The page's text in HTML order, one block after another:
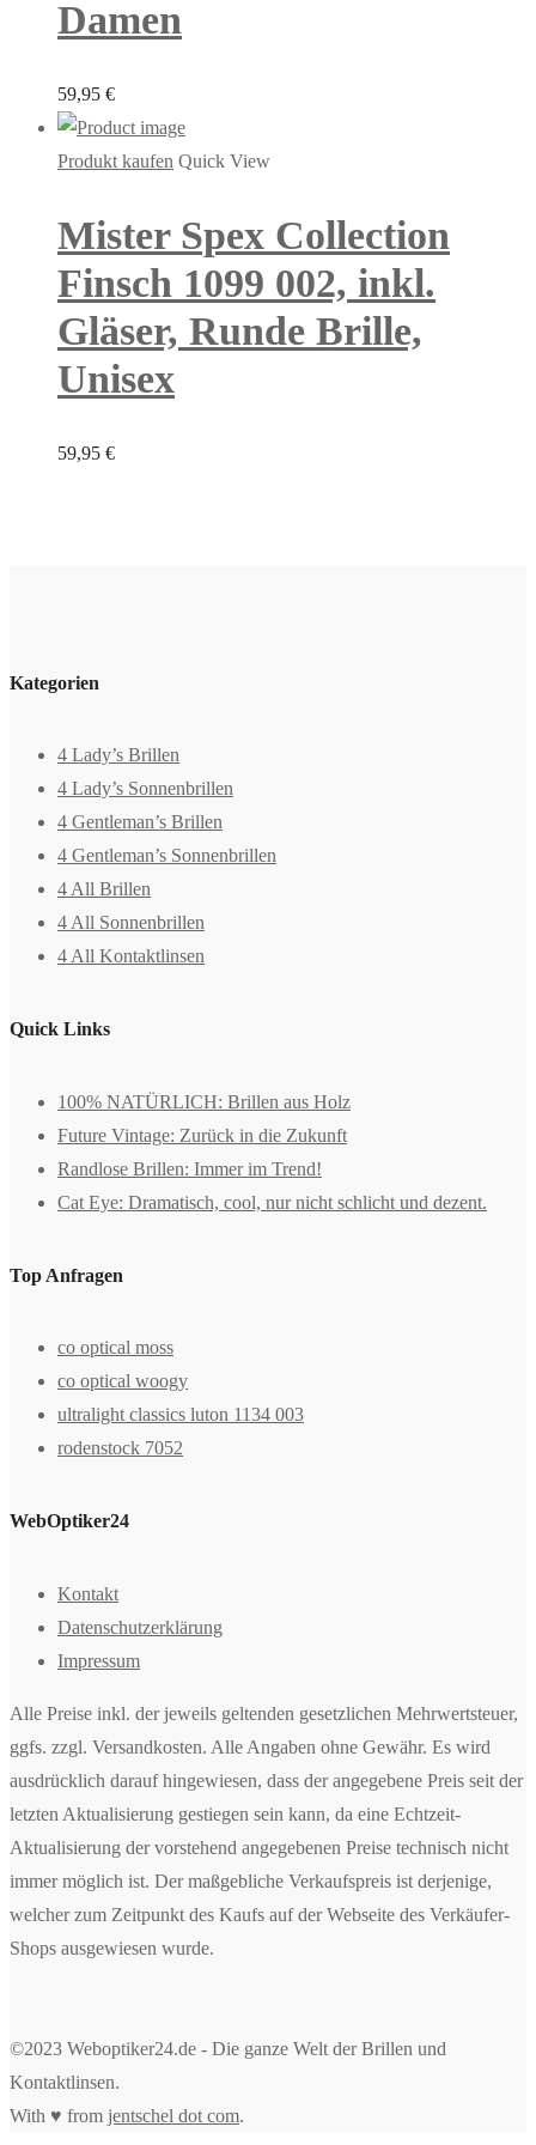
Damen
59,95 €
Produkt kaufen Quick View
Mister Spex Collection
Finsch 1099 002, inkl.
Gläser, Runde Brille,
Unisex
59,95 €
Kategorien
4 Lady’s Brillen
4 Lady’s Sonnenbrillen
4 Gentleman’s Brillen
4 Gentleman’s Sonnenbrillen
4 All Brillen
4 All Sonnenbrillen
4 All Kontaktlinsen
Quick Links
100% NATÜRLICH: Brillen aus Holz
Future Vintage: Zurück in die Zukunft
Randlose Brillen: Immer im Trend!
Cat Eye: Dramatisch, cool, nur nicht schlicht und dezent.
Top Anfragen
co optical moss
co optical woogy
ultralight classics luton 1134 003
rodenstock 7052
WebOptiker24
Kontakt
Datenschutzerklärung
Impressum
Alle Preise inkl. der jeweils geltenden gesetzlichen Mehrwertsteuer,
ggfs. zzgl. Versandkosten. Alle Angaben ohne Gewähr. Es wird
ausdrücklich darauf hingewiesen, dass der angegebene Preis seit der
letzten Aktualisierung gestiegen sein kann, da eine Echtzeit-
Aktualisierung der vorstehend angegebenen Preise technisch nicht
immer möglich ist. Der maßgebliche Verkaufspreis ist derjenige,
welcher zum Zeitpunkt des Kaufs auf der Webseite des Verkäufer-
Shops ausgewiesen wurde.
©2023 Weboptiker24.de - Die ganze Welt der Brillen und
Kontaktlinsen.
With ♥ from jentschel dot com.